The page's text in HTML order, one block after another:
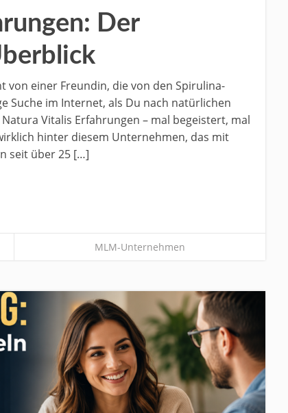
Der
von einer Freundin, die von den Spirulina-
Suche im Internet, als Du nach natürlichen
Vitalis Erfahrungen – mal begeistert, mal
hinter diesem Unternehmen, das mit
seit über 25 […]
MLM-Unternehmen